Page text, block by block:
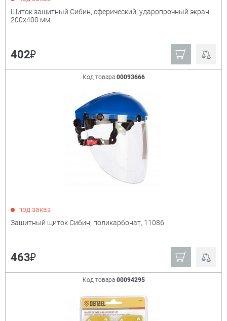
Щиток защитный Сибин, сферический, ударопрочный экран,
200х400 мм
402₽
Код товара 00093666
под заказ
Защитный щиток Сибин, поликарбонат, 11086
463₽
Код товара 00094295